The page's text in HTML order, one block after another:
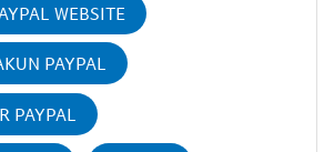
WEBSITE
PAYPAL
PAYPAL